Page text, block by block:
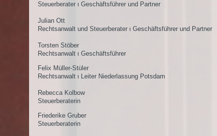
Steuerberater ι Geschäftsführer und Partner
Julian Ott
Rechtsanwalt und Steuerberater ι Geschäftsführer und Partner
Torsten Stöber
Rechtsanwalt ι Geschäftsführer
Felix Müller-Stüler
Rechtsanwalt ι Leiter Niederlassung Potsdam
Rebecca Kolbow
Steuerberaterin
Friederike Gruber
Steuerberaterin